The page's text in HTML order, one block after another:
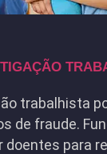
trabalhista
de fraude.
doentes para